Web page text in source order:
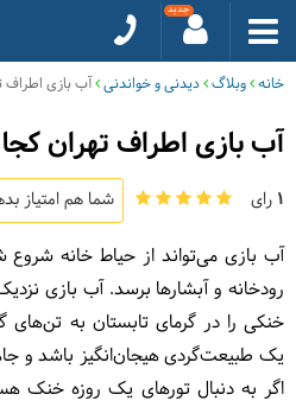
خانه وبلاگ دیدنی و خواندنی آب بازی اطراف
آب بازی اطراف تهران
1 رای شما هم امتیاز
آب بازی می‌تواند از حیاط خانه
رودخانه و آبشارها برسد. آب بازی
خنکی را در گرمای تابستان به تن‌های
یک طبیعت‌گردی هیجان‌انگیز باشد و
اگر به دنبال تورهای یک روزه خنک